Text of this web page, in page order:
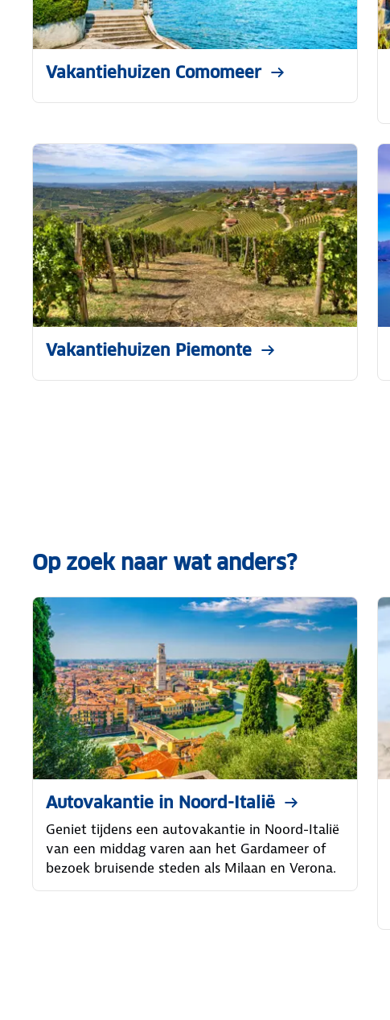
Vakantiehuizen Comomeer
Vakantiehuizen Piemonte
Op zoek naar wat anders?
Autovakantie in Noord-Italië
Geniet tijdens een autovakantie in Noord-Italië
van een middag varen aan het Gardameer of
bezoek bruisende steden als Milaan en Verona.